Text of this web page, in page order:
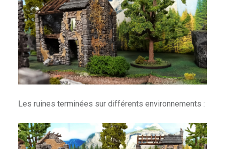
Les ruines terminées sur différents environnements :